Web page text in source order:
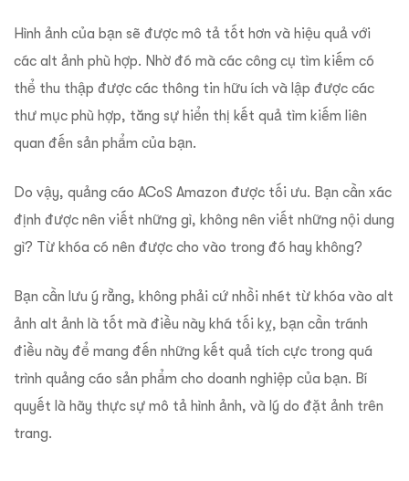
Hình ảnh của bạn sẽ được mô tả tốt hơn và hiệu quả với
các alt ảnh phù hợp. Nhờ đó mà các công cụ tìm kiếm có
thể thu thập được các thông tin hữu ích và lập được các
thư mục phù hợp, tăng sự hiển thị kết quả tìm kiếm liên
quan đến sản phẩm của bạn.
Do vậy, quảng cáo ACoS Amazon được tối ưu. Bạn cần xác
định được nên viết những gì, không nên viết những nội dung
gì? Từ khóa có nên được cho vào trong đó hay không?
Bạn cần lưu ý rằng, không phải cứ nhồi nhét từ khóa vào alt
ảnh alt ảnh là tốt mà điều này khá tối kỵ, bạn cần tránh
điều này để mang đến những kết quả tích cực trong quá
trình quảng cáo sản phẩm cho doanh nghiệp của bạn. Bí
quyết là hãy thực sự mô tả hình ảnh, và lý do đặt ảnh trên
trang.